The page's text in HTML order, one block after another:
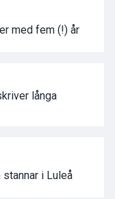
med fem (!) år
långa
i Luleå